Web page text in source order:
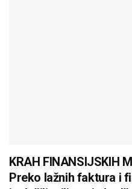
KRAH FINANSIJSKIH
Preko lažnih faktura i